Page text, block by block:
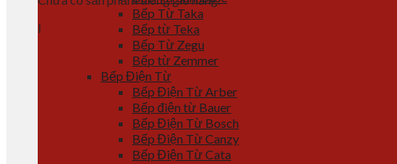
l
Bếp Từ Taka
Bếp từ Teka
Bếp Từ Zegu
Bếp từ Zemmer
Bếp Điện Từ
Bếp Điện Từ Arber
Bếp điện từ Bauer
Bếp Điện Từ Bosch
Bếp Điện Từ Canzy
Bếp Điện Từ Cata